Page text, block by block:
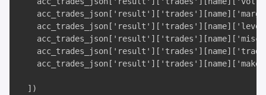
  ])